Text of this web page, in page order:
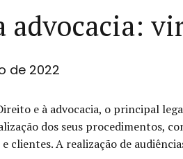
advocacia:
de 2022
e à advocacia, o principal
dos seus procedimentos,
clientes. A realização de